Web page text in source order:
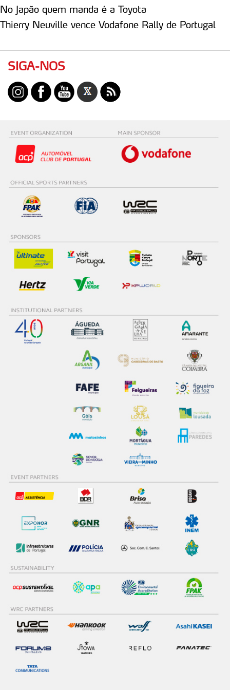
No Japão quem manda é a Toyota
Thierry Neuville vence Vodafone Rally de Portugal
SIGA-NOS